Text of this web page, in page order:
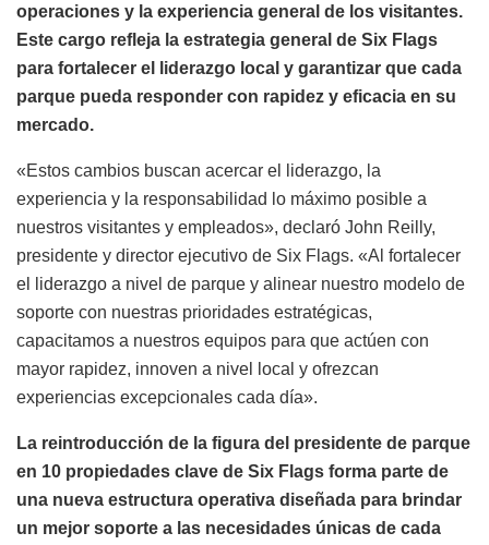
operaciones y la experiencia general de los visitantes.
Este cargo refleja la estrategia general de Six Flags
para fortalecer el liderazgo local y garantizar que cada
parque pueda responder con rapidez y eficacia en su
mercado.
«Estos cambios buscan acercar el liderazgo, la
experiencia y la responsabilidad lo máximo posible a
nuestros visitantes y empleados», declaró John Reilly,
presidente y director ejecutivo de Six Flags. «Al fortalecer
el liderazgo a nivel de parque y alinear nuestro modelo de
soporte con nuestras prioridades estratégicas,
capacitamos a nuestros equipos para que actúen con
mayor rapidez, innoven a nivel local y ofrezcan
experiencias excepcionales cada día».
La reintroducción de la figura del presidente de parque
en 10 propiedades clave de Six Flags forma parte de
una nueva estructura operativa diseñada para brindar
un mejor soporte a las necesidades únicas de cada